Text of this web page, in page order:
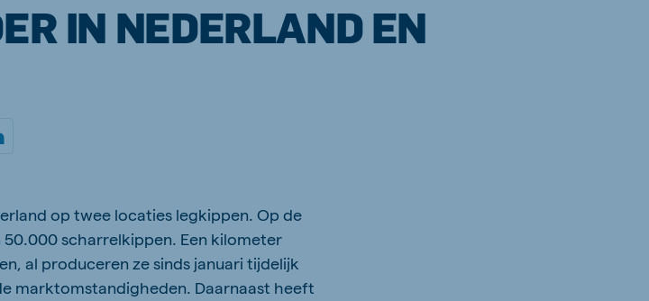
IN NEDERLAND EN
op twee locaties legkippen. Op de
scharrelkippen. Een kilometer
al produceren ze sinds januari tijdelijk
marktomstandigheden. Daarnaast heeft